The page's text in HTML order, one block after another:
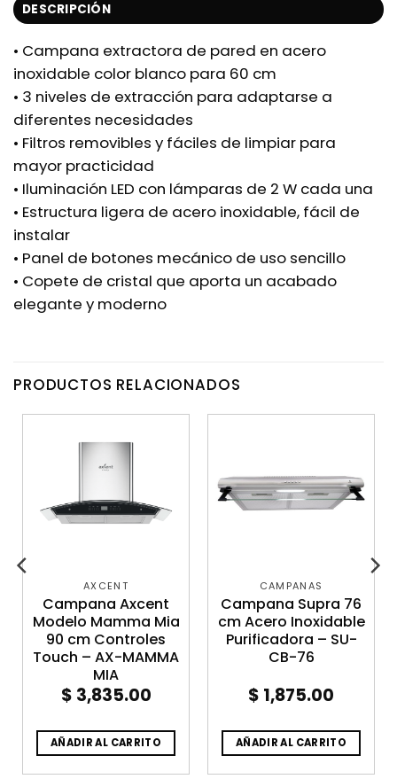
DESCRIPCIÓN
• Campana extractora de pared en acero
inoxidable color blanco para 60 cm
• 3 niveles de extracción para adaptarse a
diferentes necesidades
• Filtros removibles y fáciles de limpiar para
mayor practicidad
• Iluminación LED con lámparas de 2 W cada una
• Estructura ligera de acero inoxidable, fácil de
instalar
• Panel de botones mecánico de uso sencillo
• Copete de cristal que aporta un acabado
elegante y moderno
PRODUCTOS RELACIONADOS
AXCENT
Campana Axcent
Modelo Mamma Mia
90 cm Controles
Touch – AX-MAMMA
MIA
$ 3,835.00
AÑADIR AL CARRITO
CAMPANAS
Campana Supra 76
cm Acero Inoxidable
Purificadora – SU-
CB-76
$ 1,875.00
AÑADIR AL CARRITO